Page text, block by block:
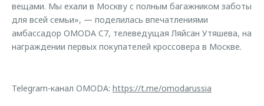
вещами. Мы ехали в Москву с полным багажником заботы
для всей семьи», — поделилась впечатлениями
амбассадор OMODA C7, телеведущая Ляйсан Утяшева, на
награждении первых покупателей кроссовера в Москве.
Telegram-канал OMODA: https://t.me/omodarussia